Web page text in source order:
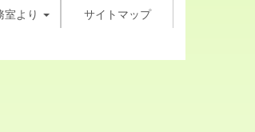
室より サイトマップ